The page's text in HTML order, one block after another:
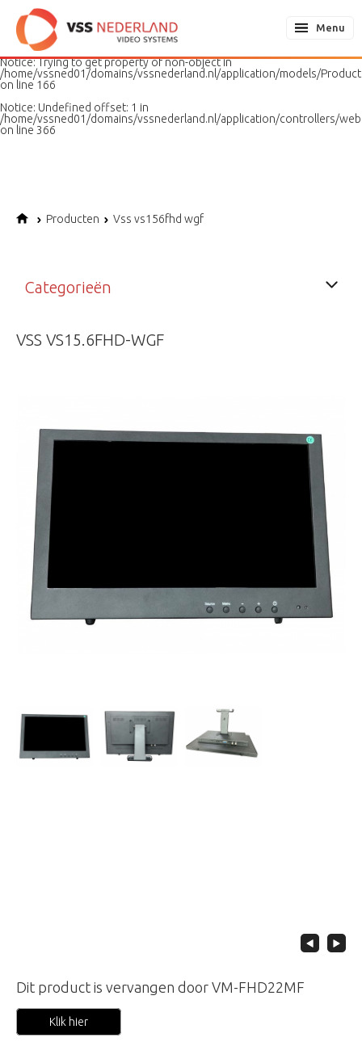
Notice: Undefined variable: page in
/home/vssned01/domains/vssnederland.nl/application/models/
on line
187
Notice: Trying to get property of non-object in
/home/vssned01/domains/vssnederland.nl/application/models/
on line 166
Notice: Undefined offset: 1 in
/home/vssned01/domains/vssnederland.nl/application/controllers/
on line 366
Menu
Producten Vss vs156fhd wgf
Categorieën
VSS VS15.6FHD-WGF
Dit product is vervangen door VM-FHD22MF
Klik hier